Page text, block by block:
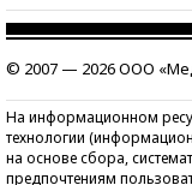
© 2007 — 2026 ООО
На информационном
технологии
на основе сбора,
предпочтениям